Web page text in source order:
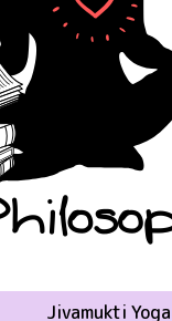
Jivamukti Yoga